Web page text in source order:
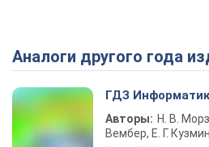
Аналоги другого года
ГДЗ
Авторы: Н. В.
Вембер, Е. Г.